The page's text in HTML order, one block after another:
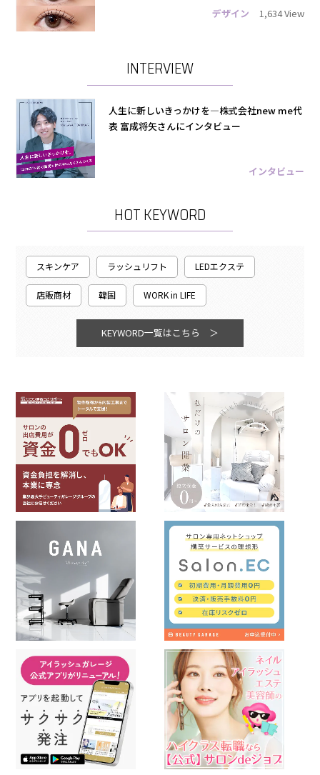
デザイン 1,634 View
INTERVIEW
人生に新しいきっかけを―株式会社new me代
表 富成将矢さんにインタビュー
インタビュー
HOT KEYWORD
スキンケア ラッシュリフト LEDエクステ
店販商材 韓国 WORK in LIFE
KEYWORD一覧はこちら